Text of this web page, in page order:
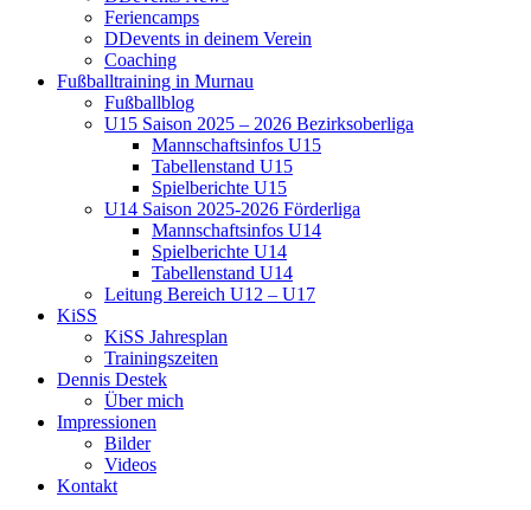
Feriencamps
DDevents in deinem Verein
Coaching
Fußballtraining in Murnau
Fußballblog
U15 Saison 2025 – 2026 Bezirksoberliga
Mannschaftsinfos U15
Tabellenstand U15
Spielberichte U15
U14 Saison 2025-2026 Förderliga
Mannschaftsinfos U14
Spielberichte U14
Tabellenstand U14
Leitung Bereich U12 – U17
KiSS
KiSS Jahresplan
Trainingszeiten
Dennis Destek
Über mich
Impressionen
Bilder
Videos
Kontakt